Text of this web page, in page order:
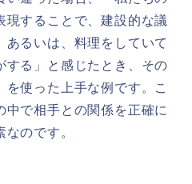
現することで、建設的な議
るいは、料理をしていて
する」と感じたとき、その
使った上手な例です。こ
で相手との関係を正確に
のです。